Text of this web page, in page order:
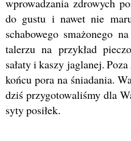
wprowadzania zdrowych
do gustu i nawet nie
schabowego smażonego
talerzu na przykład
sałaty i kaszy jaglanej.
końcu pora na śniadania.
dziś przygotowaliśmy dla
syty posiłek.